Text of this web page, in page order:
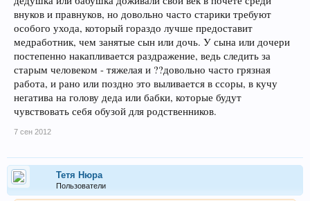
внуков и правнуков, но довольно часто старики требуют
особого ухода, который гораздо лучше предоставит
медработник, чем занятые сын или дочь. У сына или дочери
постепенно накапливается раздражение, ведь следить за
старым человеком - тяжелая и ??довольно часто грязная
работа, и рано или поздно это выливается в ссоры, в кучу
негатива на голову деда или бабки, которые будут
чувствовать себя обузой для родственников.
7 сен 2012
Тетя Нюра
Пользователи